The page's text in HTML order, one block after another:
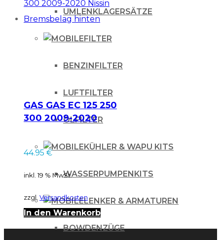
UMLENKLAGERSÄTZE
FILTER
BENZINFILTER
LUFTFILTER
ÖLFILTER
KÜHLER & WAPU KITS
WASSERPUMPENKITS
LENKER & ARMATUREN
BOWDENZÜGE
GAS GAS EC 125 250
300 2009-2020
hinten
44.95 €
inkl. 19 % MwSt.
zzgl. Versandkosten
In den Warenkorb